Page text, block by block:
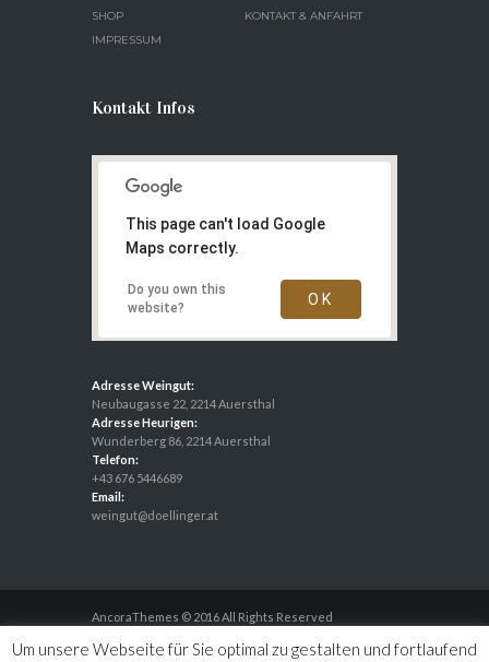
SHOP
KONTAKT & ANFAHRT
IMPRESSUM
Kontakt Infos
This page can't load Google
Maps correctly.
Do you own this
website?
OK
Adresse Weingut:
Neubaugasse 22, 2214 Auersthal
Adresse Heurigen:
Wunderberg 86, 2214 Auersthal
Telefon:
+43 676 5446689
Email:
weingut@doellinger.at
AncoraThemes © 2016 All Rights Reserved
Um unsere Webseite für Sie optimal zu gestalten und fortlaufend